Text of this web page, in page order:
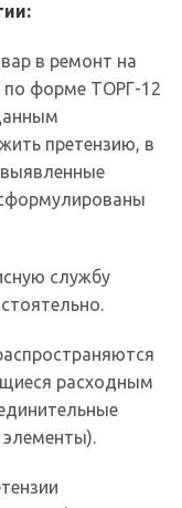
в ремонт на
по форме ТОРГ-12
претензию, в
службу
расходным